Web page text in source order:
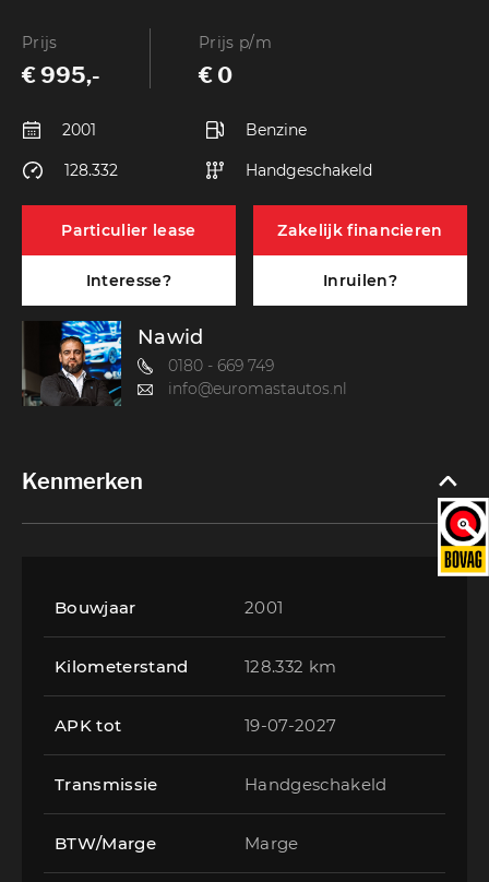
Prijs
€ 995,-
Prijs p/m
€ 0
2001 Benzine
128.332 Handgeschakeld
Particulier lease Zakelijk financieren
Interesse? Inruilen?
Nawid
0180 - 669 749
info@euromastautos.nl
Kenmerken
Bouwjaar 2001
Kilometerstand 128.332 km
APK tot 19-07-2027
Transmissie Handgeschakeld
BTW/Marge Marge